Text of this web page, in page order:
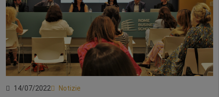
14/07/2022 Notizie